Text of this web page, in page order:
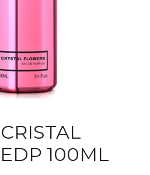
100ML